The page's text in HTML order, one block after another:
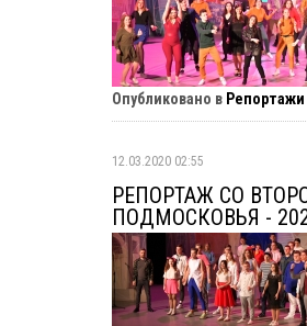
Опубликовано в
12.03.2020 02:55
РЕПОРТАЖ СО
ПОДМОСКОВЬЯ -